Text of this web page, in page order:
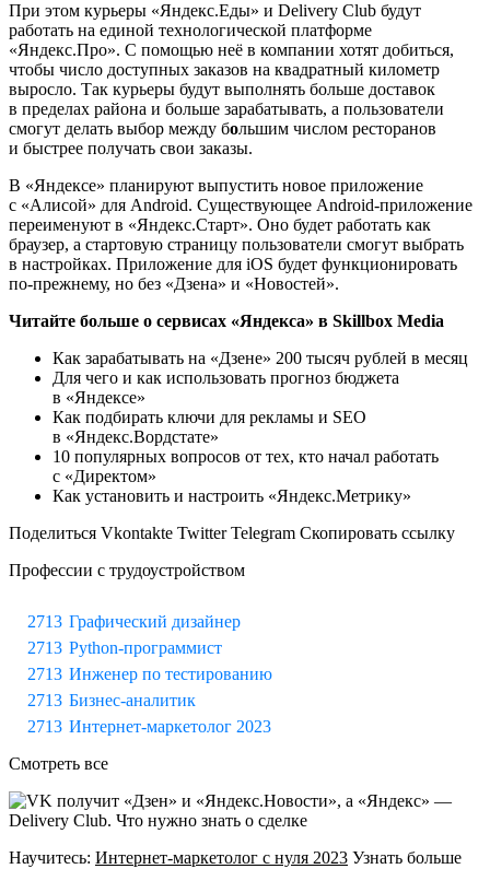
При этом курьеры «Яндекс.Еды» и Delivery Club будут
работать на единой технологической платформе
«Яндекс.Про». С помощью неё в компании хотят добиться,
чтобы число доступных заказов на квадратный километр
выросло. Так курьеры будут выполнять больше доставок
в пределах района и больше зарабатывать, а пользователи
смогут делать выбор между большим числом ресторанов
и быстрее получать свои заказы.
В «Яндексе» планируют выпустить новое приложение
с «Алисой» для Android. Существующее Android-приложение
переименуют в «Яндекс.Старт». Оно будет работать как
браузер, а стартовую страницу пользователи смогут выбрать
в настройках. Приложение для iOS будет функционировать
по-прежнему, но без «Дзена» и «Новостей».
Читайте больше о сервисах «Яндекса» в Skillbox Media
Как зарабатывать на «Дзене» 200 тысяч рублей в месяц
Для чего и как использовать прогноз бюджета
в «Яндексе»
Как подбирать ключи для рекламы и SEO
в «Яндекс.Вордстате»
10 популярных вопросов от тех, кто начал работать
с «Директом»
Как установить и настроить «Яндекс.Метрику»
Поделиться Vkontakte Twitter Telegram Скопировать ссылку
Профессии с трудоустройством
Графический дизайнер
Python-программист
Инженер по тестированию
Бизнес-аналитик
Интернет-маркетолог 2023
Смотреть все
Научитесь: Интернет-маркетолог с нуля 2023 Узнать больше